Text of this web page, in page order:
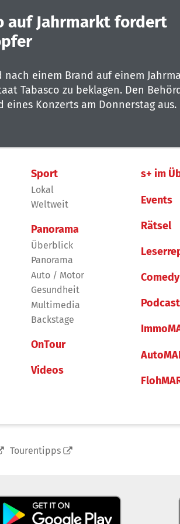
auf Jahrmarkt fordert
nach einem Brand auf einem
Tabasco zu beklagen. Den
eines Konzerts am Donnerstag aus.
Sport
Lokal
Weltweit
Panorama
Überblick
Panorama
Auto / Motor
Gesundheit
Multimedia
Backstage
OnTour
Videos
s+ im
Events
Rätsel
Comedy
Podcast
Tourentipps